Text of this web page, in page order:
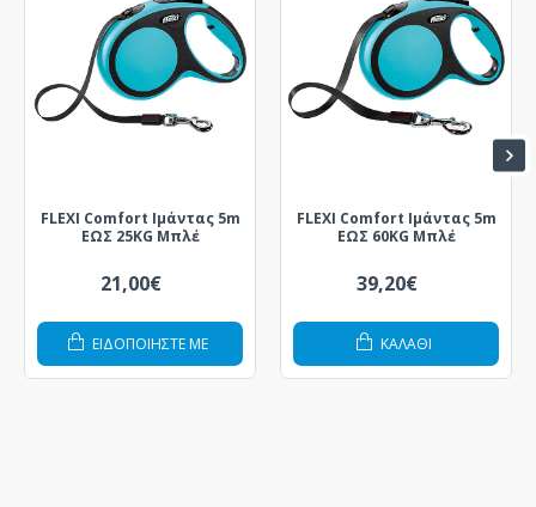
FLEXI Comfort Ιμάντας 5m
ΕΩΣ 25KG Μπλέ
21,00€
ΕΙΔΟΠΟΙΗΣΤΕ ΜΕ
FLEXI Comfort Ιμάντας 5m
ΕΩΣ 60KG Μπλέ
39,20€
ΚΑΛΆΘΙ